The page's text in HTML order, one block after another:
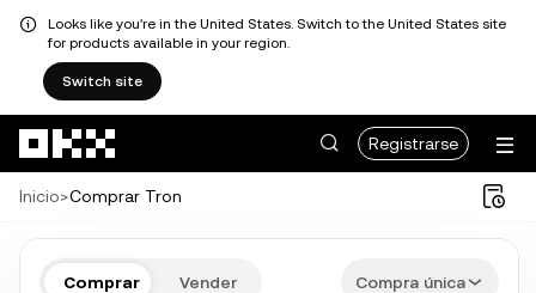
Looks like you're in the United States. Switch to the United States site
for products available in your region.
Switch site
Registrarse
Inicio>Comprar Tron
Comprar Vender Compra única